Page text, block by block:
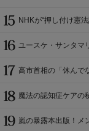
NHKが“押し付け憲
ユースケ・サンタマ
高市首相の「休んで
魔法の認知症ケアの
嵐の暴露本出版！メ